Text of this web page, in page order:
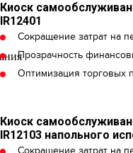
Киоск
IR12401
Сокращение затрат на
Прозрачность
Оптимизация торговых
Киоск
IR12103 напольного
Сокращение затрат на